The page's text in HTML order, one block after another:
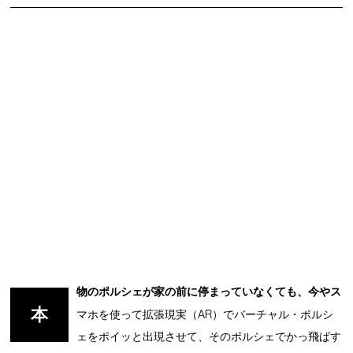
本
物のポルシェが家の前に停まっていなくても、今やス
マホを使って拡張現実（AR）でバーチャル・ポルシ
ェをポイッと出現させて、そのポルシェでかっ飛ばす